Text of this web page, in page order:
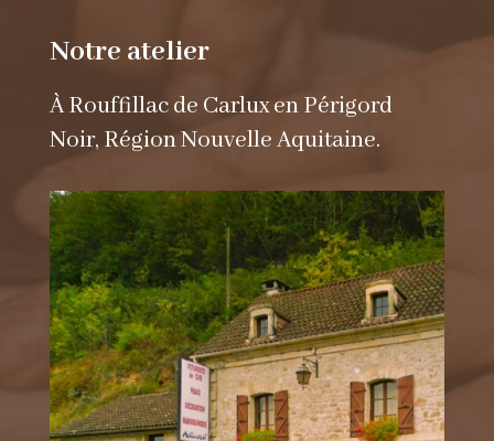
Notre atelier
À Rouffillac de Carlux en Périgord
Noir, Région Nouvelle Aquitaine.